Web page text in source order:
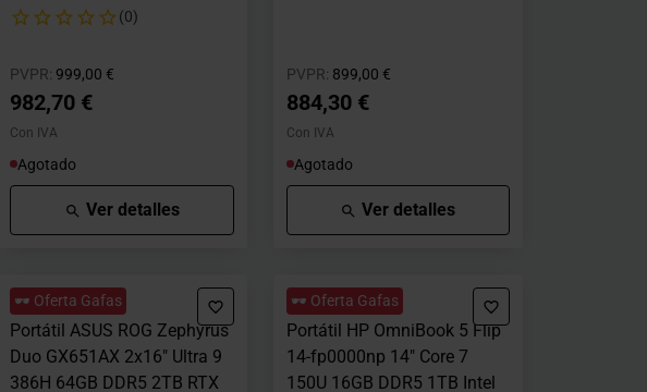
(0)
PVPR: Precio rebajado desde
999,00 €
982,70 €
Con IVA
Agotado
Ver detalles
PVPR: Precio rebajado desde
899,00 €hasta
884,30 €
Con IVA
Agotado
Ver detalles
🕶️ Oferta Gafas
Portátil ASUS ROG Zephyrus
Duo GX651AX 2x16" Ultra 9
386H 64GB DDR5 2TB RTX
🕶️ Oferta Gafas
Portátil HP OmniBook 5 Flip
14-fp0000np 14" Core 7
150U 16GB DDR5 1TB Intel